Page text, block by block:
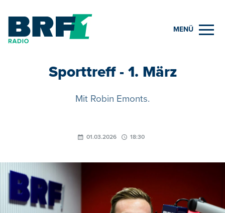
MENÜ
Sporttreff - 1. März
Mit Robin Emonts.
01.03.2026 18:30